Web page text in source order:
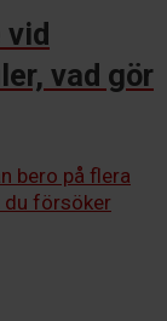
vid
vad gör
bero på flera
du försöker